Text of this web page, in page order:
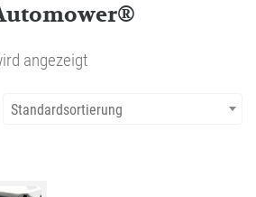
angezeigt
Standardsortierung